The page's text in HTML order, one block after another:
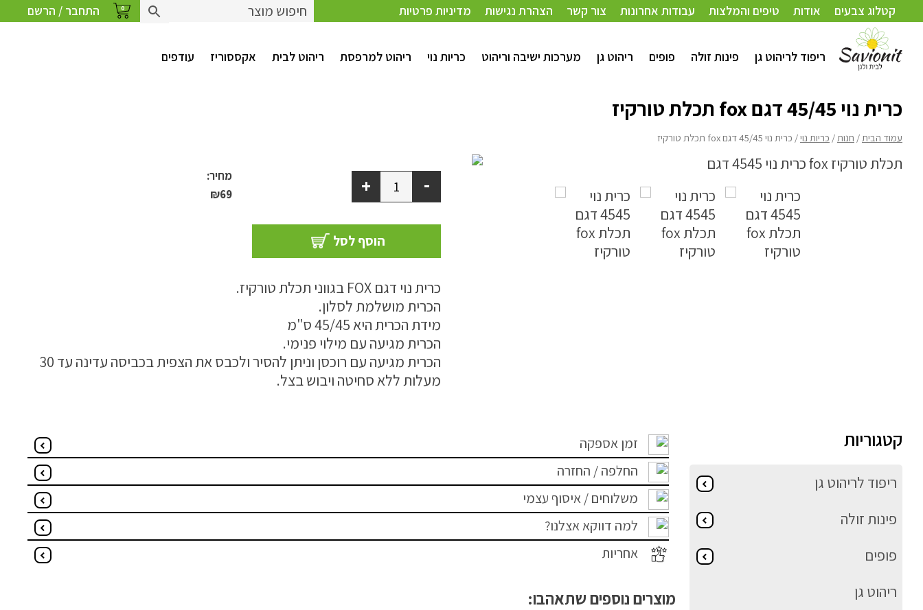
התחבר / הרשם 0 קטלוג צבעים אודות טיפים והמלצות עבודות אחרונות צור קשר הצהרת נגישות מדיניות פרטיות
ריפוד לריהוט גן פינות זולה פופים ריהוט גן מערכות ישיבה וריהוט כריות נוי ריהוט למרפסת ריהוט לבית אקססוריז עודפים
עמוד הבית/חנות/כריות נוי / כרית נוי 45/45 דגם fox תכלת טורקיז
כרית נוי 45/45 דגם fox תכלת טורקיז
עמוד הבית/ חנות/ כריות נוי/ כרית נוי 45/45 דגם fox תכלת טורקיז
-
+
מחיר:
₪69
הוסף לסל
כרית נוי דגם FOX בגווני תכלת טורקיז.
הכרית מושלמת לסלון.
מידת הכרית היא 45/45 ס"מ
הכרית מגיעה עם מילוי פנימי.
הכרית מגיעה עם רוכסן וניתן להסיר ולכבס את הצפית בכביסה עדינה עד 30
מעלות ללא סחיטה ויבוש בצל.
זמן אספקה
החלפה / החזרה
משלוחים / איסוף עצמי
למה דווקא אצלנו?
אחריות
מוצרים נוספים שתאהבו:
קטגוריות
ריפוד לריהוט גן
פינות זולה
פופים
ריהוט גן